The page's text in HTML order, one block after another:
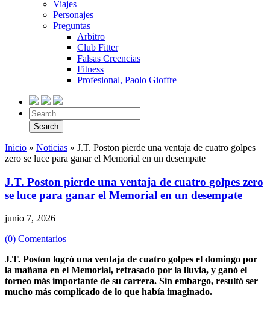
Viajes
Personajes
Preguntas
Arbitro
Club Fitter
Falsas Creencias
Fitness
Profesional, Paolo Gioffre
Inicio » Noticias » J.T. Poston pierde una ventaja de cuatro golpes
zero se luce para ganar el Memorial en un desempate
J.T. Poston pierde una ventaja de cuatro golpes zero
se luce para ganar el Memorial en un desempate
junio 7, 2026
(0) Comentarios
J.T. Poston logró una ventaja de cuatro golpes el domingo por
la mañana en el Memorial, retrasado por la lluvia, y ganó el
torneo más importante de su carrera. Sin embargo, resultó ser
mucho más complicado de lo que había imaginado.